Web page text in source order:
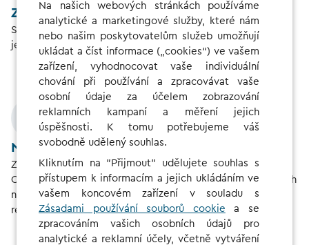
Zcela pohodlné nabíjení
Snadno si užívejte elektromobilitu: s jednou smlouvou,
jednou kartou a jedním přístupem.
Na první pohled
Zkontrolujte svou spotřebu a faktury online v portálu
CHARGE NOW. Díky tomu máte vždy úplný přehled o všech
nabíjecích relacích. Své smlouvy si také můžete snadno
rezervovat a spravovat z pohodlí domova.
Na našich webových stránkách používáme
analytické a marketingové služby, které nám
nebo našim poskytovatelům služeb umožňují
ukládat a číst informace („cookies“) ve vašem
zařízení, vyhodnocovat vaše individuální
chování při používání a zpracovávat vaše
osobní údaje za účelem zobrazování
reklamních kampaní a měření jejich
úspěšnosti. K tomu potřebujeme váš
svobodně udělený souhlas.
Kliknutím na "Přijmout" udělujete souhlas s
přístupem k informacím a jejich ukládáním ve
vašem koncovém zařízení v souladu s
Zásadami používání souborů cookie a se
zpracováním vašich osobních údajů pro
analytické a reklamní účely, včetně vytváření